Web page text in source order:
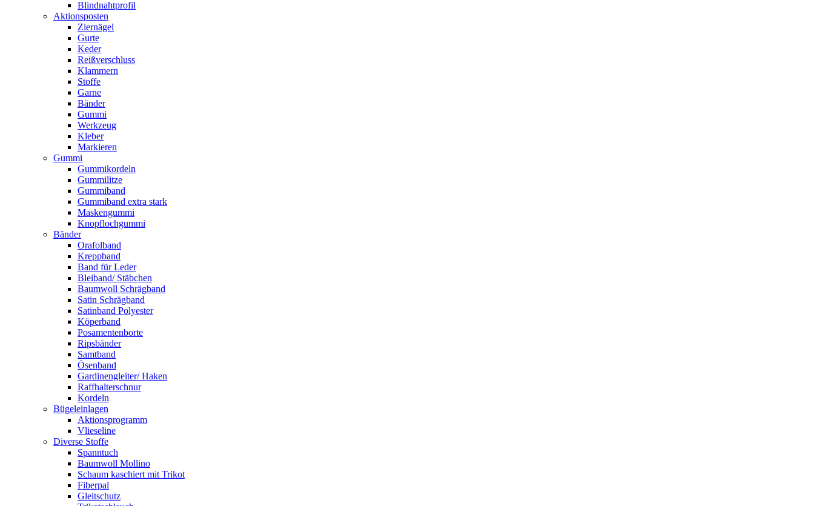
Blindnahtprofil
Aktionsposten
Ziernägel
Gurte
Keder
Reißverschluss
Klammern
Stoffe
Garne
Bänder
Gummi
Werkzeug
Kleber
Markieren
Gummi
Gummikordeln
Gummilitze
Gummiband
Gummiband extra stark
Maskengummi
Knopflochgummi
Bänder
Orafolband
Kreppband
Band für Leder
Bleiband/ Stäbchen
Baumwoll Schrägband
Satin Schrägband
Satinband Polyester
Köperband
Posamentenborte
Ripsbänder
Samtband
Ösenband
Gardinengleiter/ Haken
Raffhalterschnur
Kordeln
Bügeleinlagen
Aktionsprogramm
Vlieseline
Diverse Stoffe
Spanntuch
Baumwoll Mollino
Schaum kaschiert mit Trikot
Fiberpal
Gleitschutz